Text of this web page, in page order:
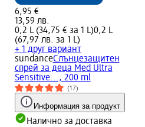
6,95 €
13,59 лв.
0,2 L (34,75 € за 1 L)0,2 L
(67,97 лв. за 1 L)
+ 1 друг вариант
sundanceСлънцезащитен
спрей за деца Med Ultra
Sensitive..., 200 ml
(17)
Информация за продукт
Налично за доставка